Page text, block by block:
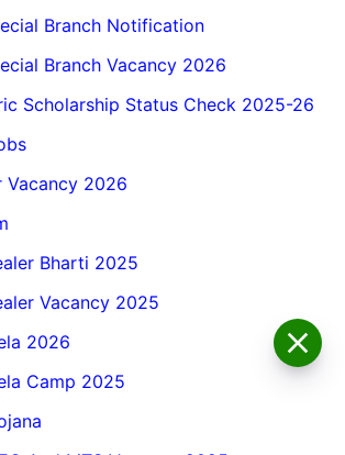
Branch Notification
Branch Vacancy 2026
Scholarship Status Check 2025-26
Vacancy 2026
Bharti 2025
Vacancy 2025
2026
Camp 2025Form, Eligibility, Vacancy,
Date, Apply Process